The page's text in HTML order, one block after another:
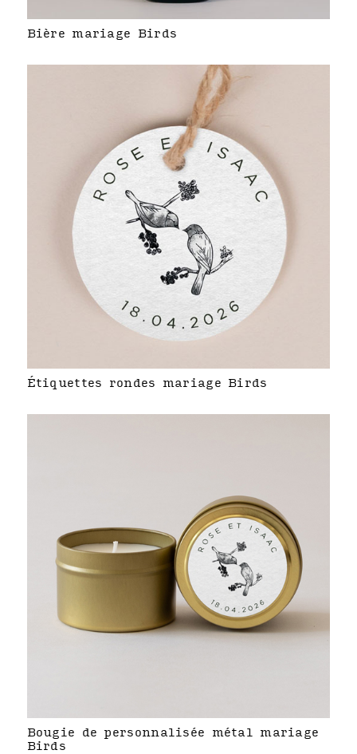
Bière mariage Birds
Étiquettes rondes mariage Birds
Bougie de personnalisée métal mariage
Birds